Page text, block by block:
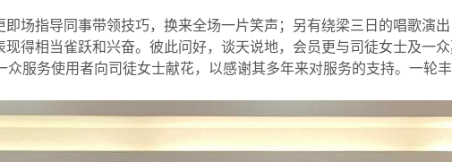
场指导同事带领技巧，换来全场一片笑声；另有绕梁三日的唱歌演
得相当雀跃和兴奋。彼此问好，谈天说地，会员更与司徒女士及一众
服务使用者向司徒女士献花，以感谢其多年来对服务的支持。一轮